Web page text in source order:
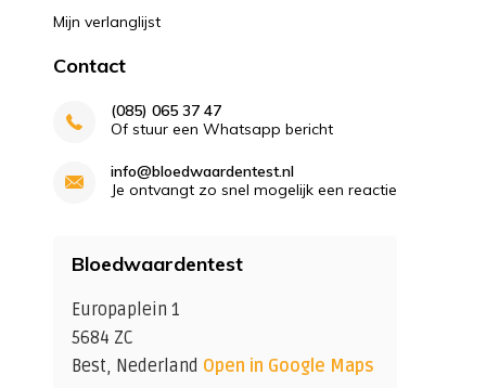
Mijn verlanglijst
Contact
(085) 065 37 47
Of stuur een Whatsapp bericht
info@bloedwaardentest.nl
Je ontvangt zo snel mogelijk een reactie
Bloedwaardentest
Europaplein 1
5684 ZC
Best, Nederland Open in Google Maps